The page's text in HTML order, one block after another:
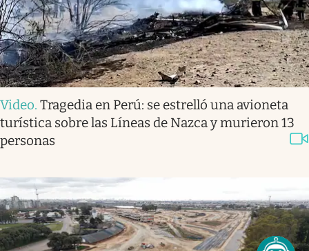
Video. Tragedia en Perú: se estrelló una avioneta
turística sobre las Líneas de Nazca y murieron 13
personas